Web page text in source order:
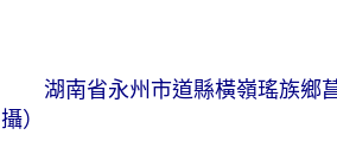
湖南省永州市道縣橫嶺瑤族鄉菖
攝）